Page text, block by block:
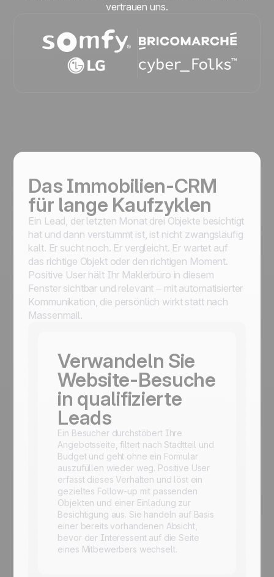
vertrauen uns.
Das Immobilien-CRM
für lange Kaufzyklen
Ein Lead, der letzten Monat drei Objekte besichtigt
hat und dann verstummt ist, ist nicht zwangsläufig
kalt. Er sucht noch. Er vergleicht. Er wartet auf
das richtige Objekt oder den richtigen Moment.
Positive User hält Ihr Maklerbüro in diesem
Fenster sichtbar und relevant – mit automatisierter
Kommunikation, die persönlich wirkt statt nach
Massenmail.
Verwandeln Sie
Website-Besuche
in qualifizierte
Leads
Ein Besucher durchstöbert Ihre
Angebotsseite, filtert nach Stadtteil und
Budget und geht ohne ein Formular
auszufüllen wieder weg. Positive User
erfasst dieses Verhalten und löst ein
gezieltes Follow-up mit passenden
Objekten und einer Einladung zur
Besichtigung aus. Sie handeln auf Basis
einer bereits vorhandenen Absicht,
bevor der Interessent auf die Seite
eines Mitbewerbers wechselt.